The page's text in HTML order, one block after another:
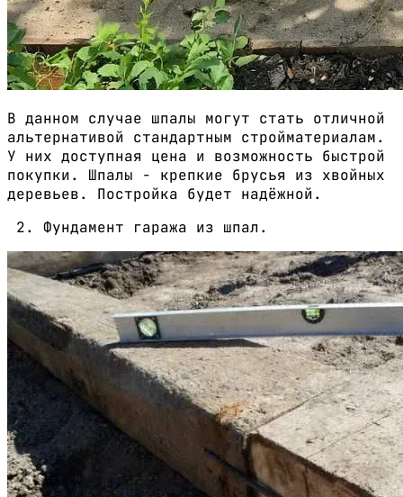
В данном случае шпалы могут стать отличной
альтернативой стандартным стройматериалам.
У них доступная цена и возможность быстрой
покупки. Шпалы - крепкие брусья из хвойных
деревьев. Постройка будет надёжной.
Фундамент гаража из шпал.